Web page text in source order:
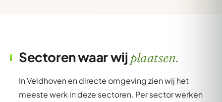
Sectoren waar wij plaatsen.
In Veldhoven en directe omgeving zien wij het
meeste werk in deze sectoren. Per sector werken